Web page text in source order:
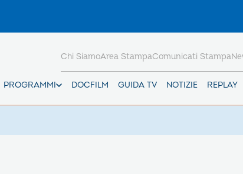
PROGRAMMI DOCFILM GUIDA TV NOTIZIE REPLAY
Chi SiamoArea StampaComunicati Stampa